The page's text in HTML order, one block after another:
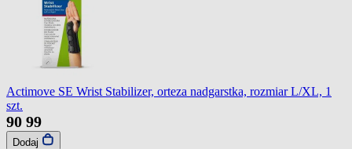
Actimove SE Wrist Stabilizer, orteza nadgarstka, rozmiar L/XL, 1
szt.
90 99
Dodaj